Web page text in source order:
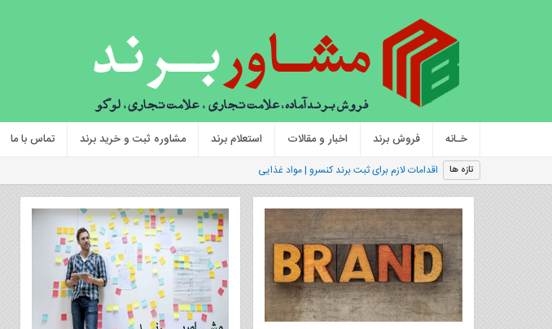
خـانه فروش برند اخبار و مقالات استعلام برند مشاوره ثبت و خرید برند تماس با ما
تازه ها اقدامات لازم برای ثبت برند کنسرو | مواد غذایی